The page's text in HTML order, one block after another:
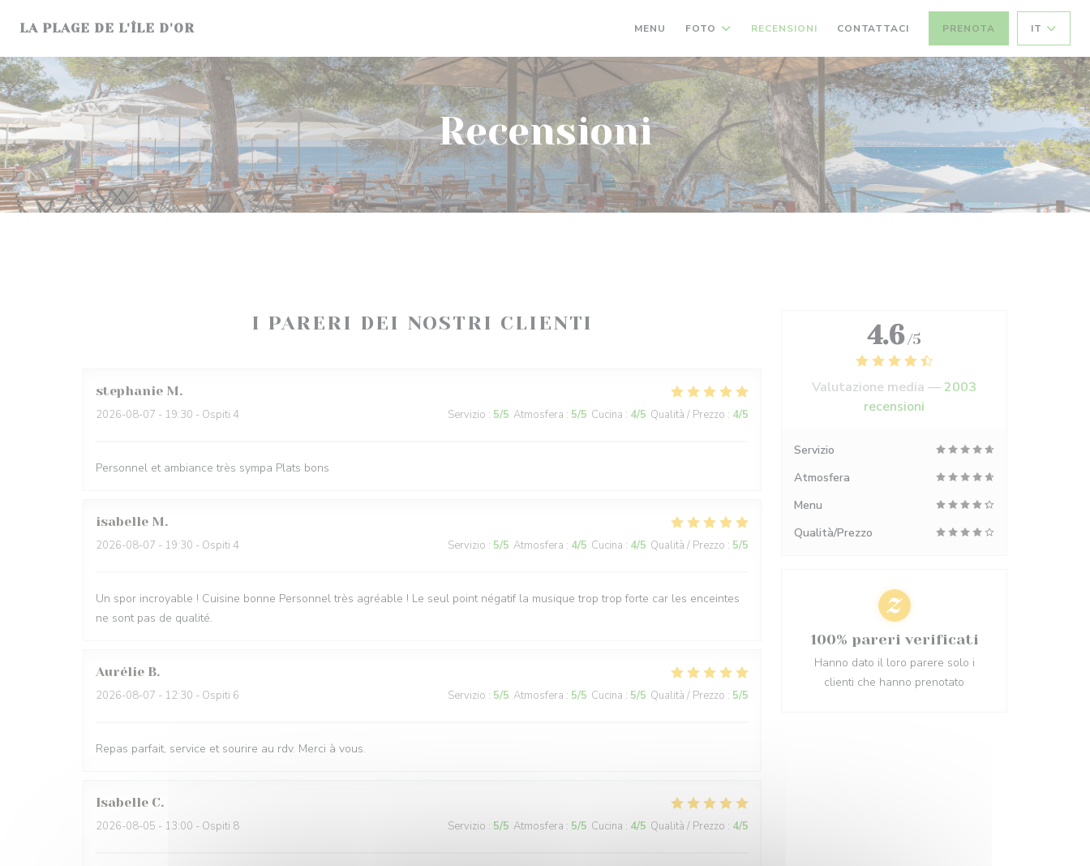
LA PLAGE DE L'ÎLE D'OR MENU FOTO RECENSIONI CONTATTACI PRENOTA IT
Recensioni
I PARERI DEI NOSTRI CLIENTI
stephanie M
2026-08-07 - 19:30 - Ospiti 4 Servizio : 5/5 Atmosfera : 5/5 Cucina : 4/5 Qualità / Prezzo : 4/5
Personnel et ambiance très sympa Plats bons
isabelle M
2026-08-07 - 19:30 - Ospiti 4 Servizio : 5/5 Atmosfera : 4/5 Cucina : 4/5 Qualità / Prezzo : 5/5
Un spor incroyable ! Cuisine bonne Personnel très agréable ! Le seul point négatif la musique trop trop forte car les enceintes
ne sont pas de qualité.
Aurélie B
2026-08-07 - 12:30 - Ospiti 6 Servizio : 5/5 Atmosfera : 5/5 Cucina : 5/5 Qualità / Prezzo : 5/5
Repas parfait, service et sourire au rdv. Merci à vous.
Isabelle C
2026-08-05 - 13:00 - Ospiti 8 Servizio : 5/5 Atmosfera : 5/5 Cucina : 4/5 Qualità / Prezzo : 4/5
4.6 /5
Valutazione media — 2003
recensioni
Servizio
Atmosfera
Menu
Qualità/Prezzo
100% pareri verificati
Hanno dato il loro parere solo i
clienti che hanno prenotato